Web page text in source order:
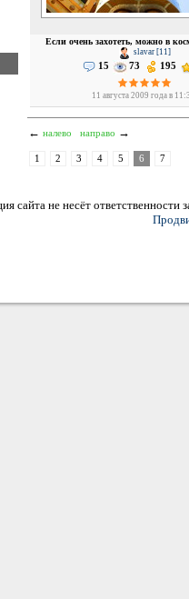
Если очень захотеть, можно в
slavar [11]
15 73 195
11 августа 2009 года в
← налево направо →
1 2 3 4 5 6 7
сайта не несёт ответственности